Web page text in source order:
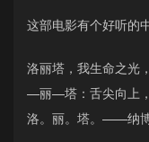
这部电影有个好听的
洛丽塔，我生命之光
—丽—塔：舌尖向上，
洛。丽。塔。——纳博